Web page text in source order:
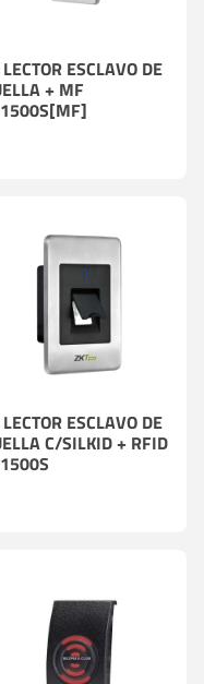
ESCLAVO DE
+ MF
ESCLAVO DE
C/SILKID + RFID